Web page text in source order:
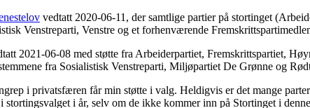
vedtatt 2020-06-11, der samtlige partier på stortinget
Venstreparti, Venstre og et forhenværende
2021-06-08 med støtte fra Arbeiderpartiet, Fremskrittspartiet,
fra Sosialistisk Venstreparti, Miljøpartiet De Grønne og
i privatsfæren får min støtte i valg. Heldigvis er det mange
stortingsvalget i år, selv om de ikke kommer inn på Stortinget i